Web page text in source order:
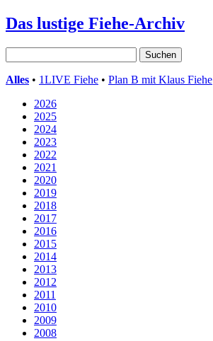
Das lustige Fiehe-Archiv
Alles • 1LIVE Fiehe • Plan B mit Klaus Fiehe
2026
2025
2024
2023
2022
2021
2020
2019
2018
2017
2016
2015
2014
2013
2012
2011
2010
2009
2008